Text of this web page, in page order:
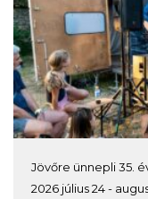
Jövőre ünnepli 35.
2026 július 24 -